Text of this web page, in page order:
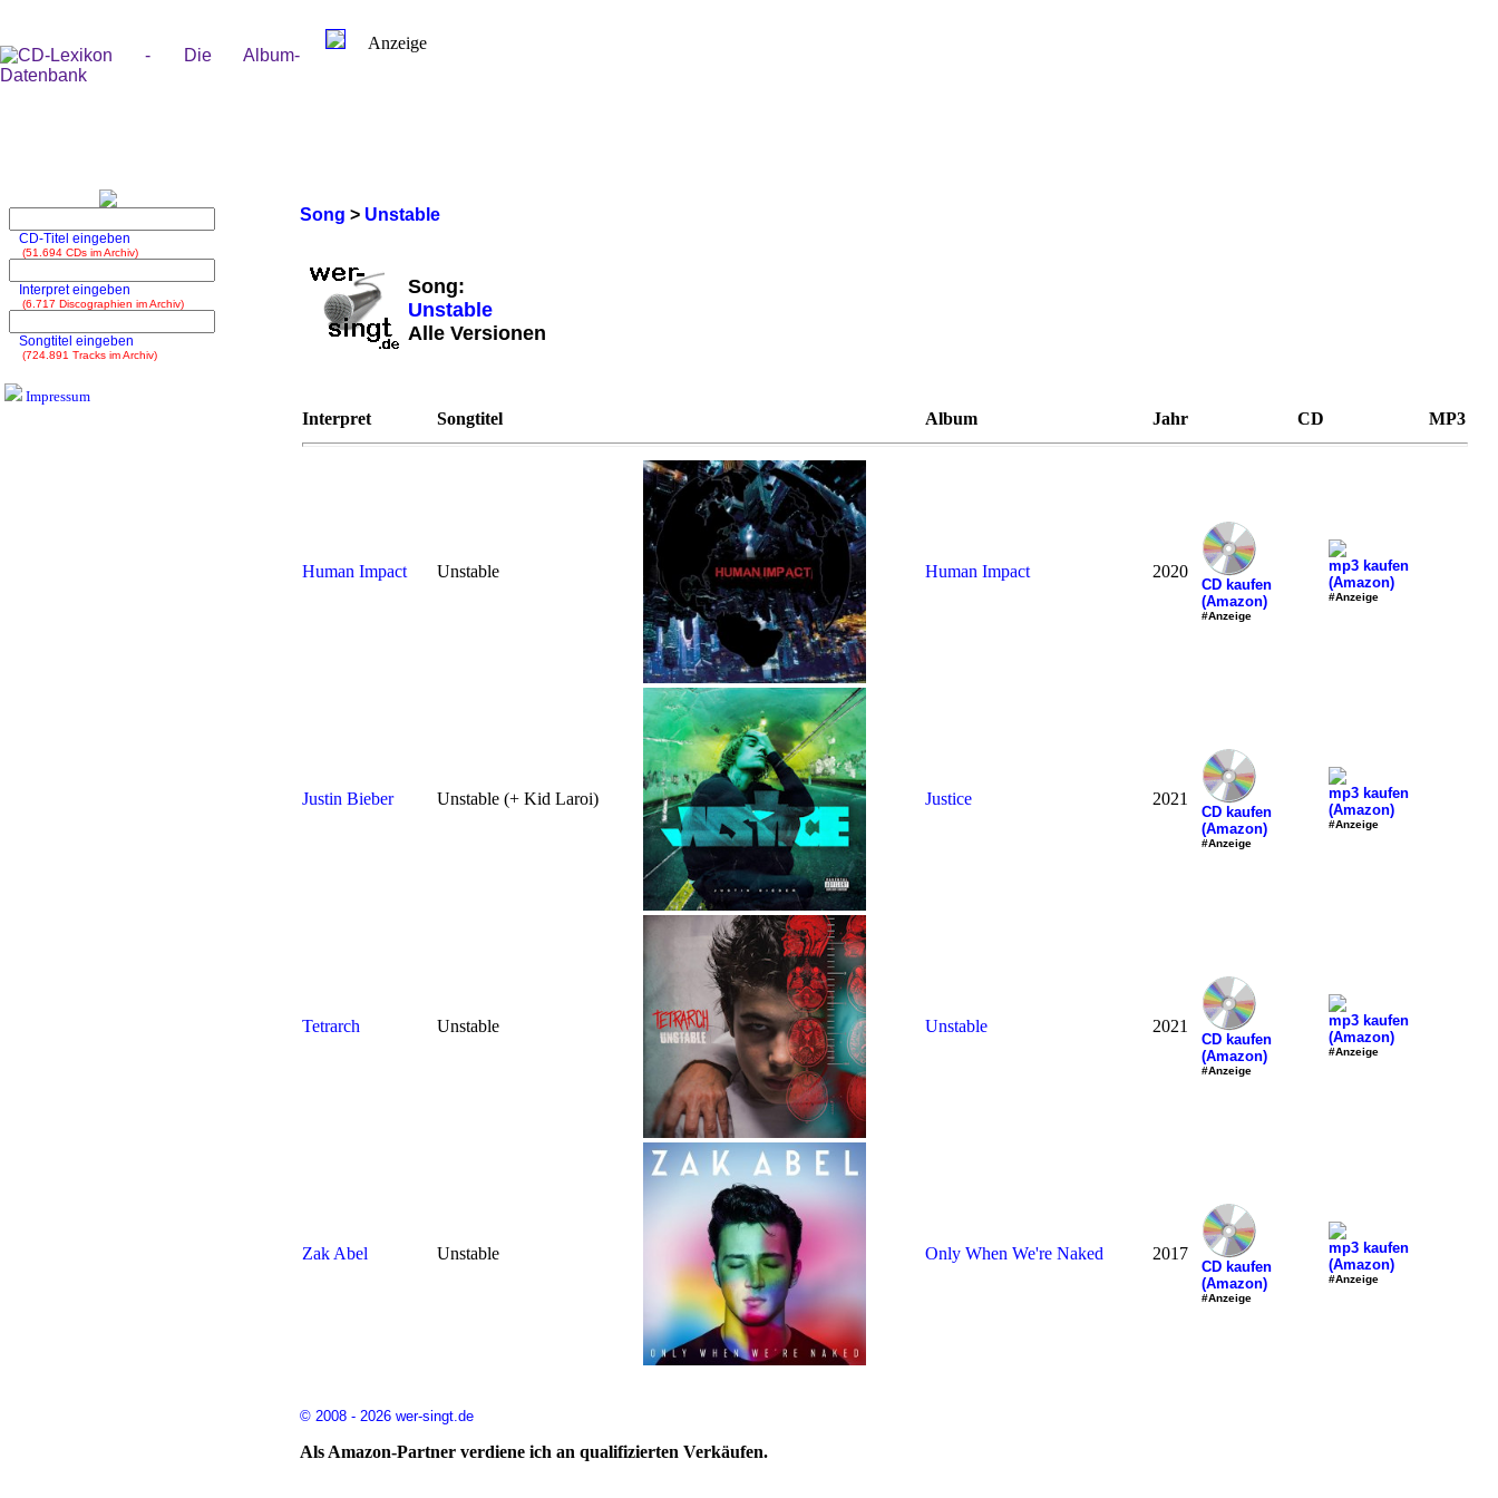
Song > Unstable
Song:
Unstable
Alle Versionen
Interpret Songtitel Album Jahr CD MP3
Human Impact Unstable Human Impact 2020
CD kaufen
(Amazon)
#Anzeige
mp3 kaufen
(Amazon)
#Anzeige
Justin Bieber Unstable (+ Kid Laroi) Justice 2021
CD kaufen
(Amazon)
#Anzeige
mp3 kaufen
(Amazon)
#Anzeige
Tetrarch Unstable Unstable 2021
CD kaufen
(Amazon)
#Anzeige
mp3 kaufen
(Amazon)
#Anzeige
Zak Abel Unstable Only When We're Naked 2017
CD kaufen
(Amazon)
#Anzeige
mp3 kaufen
(Amazon)
#Anzeige
© 2008 - 2026 wer-singt.de
Als Amazon-Partner verdiene ich an qualifizierten Verkäufen.
Anzeige
CD-Titel eingeben
(51.694 CDs im Archiv)
Interpret eingeben
(6.717 Discographien im Archiv)
Songtitel eingeben
(724.891 Tracks im Archiv)
Impressum